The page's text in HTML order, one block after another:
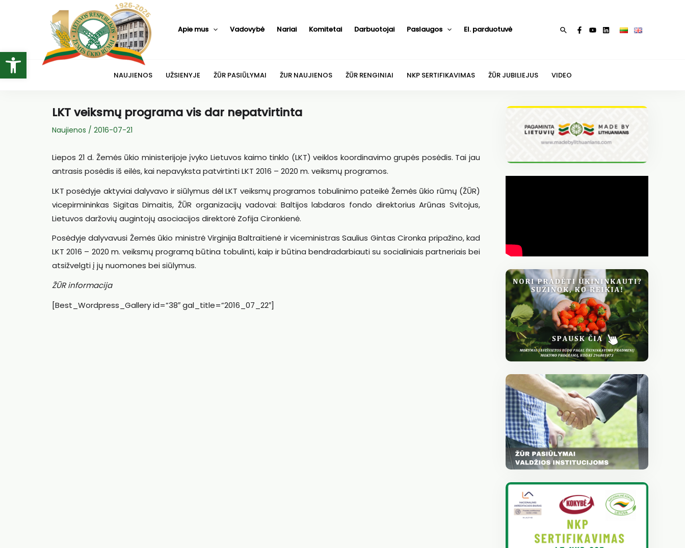
Open toolbar
Apie mus Vadovybė Nariai Komitetai Darbuotojai Paslaugos El. parduotuvė Paieška
NAUJIENOS UŽSIENYJE ŽŪR PASIŪLYMAI ŽUR NAUJIENOS ŽŪR RENGINIAI NKP SERTIFIKAVIMAS ŽŪR JUBILIEJUS VIDEO
LKT veiksmų programa vis dar nepatvirtinta
Naujienos / 2016-07-21
Liepos 21 d. Žemės ūkio ministerijoje įvyko Lietuvos kaimo tinklo (LKT) veiklos koordinavimo grupės posėdis. Tai jau
antrasis posėdis iš eilės, kai nepavyksta patvirtinti LKT 2016 – 2020 m. veiksmų programos.
LKT posėdyje aktyviai dalyvavo ir siūlymus dėl LKT veiksmų programos tobulinimo pateikė Žemės ūkio rūmų (ŽŪR)
vicepirmininkas Sigitas Dimaitis, ŽŪR organizacijų vadovai: Baltijos labdaros fondo direktorius Arūnas Svitojus,
Lietuvos daržovių augintojų asociacijos direktorė Zofija Cironkienė.
Posėdyje dalyvavusi Žemės ūkio ministrė Virginija Baltraitienė ir viceministras Saulius Gintas Cironka pripažino, kad
LKT 2016 – 2020 m. veiksmų programą būtina tobulinti, kaip ir būtina bendradarbiauti su socialiniais partneriais bei
atsižvelgti į jų nuomones bei siūlymus.
ŽŪR informacija
[Best_Wordpress_Gallery id=”38″ gal_title=”2016_07_22″]